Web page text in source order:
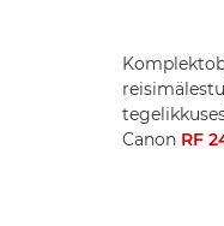
Canon RF